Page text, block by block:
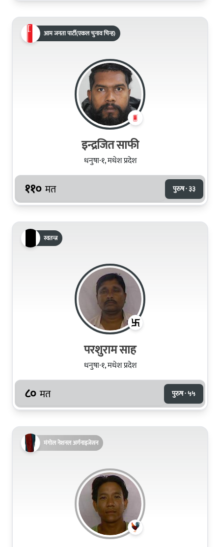
आम जनता पार्टी(एकल चुनाव चिन्ह)
इन्द्रजित साफी
धनुषा-१, मधेश प्रदेश
११० मत पुरुष · ३३
स्वतन्त्र
परशुराम साह
धनुषा-१, मधेश प्रदेश
८० मत पुरुष · ५५
मंगोल नेशनल अर्गनाइजेसन